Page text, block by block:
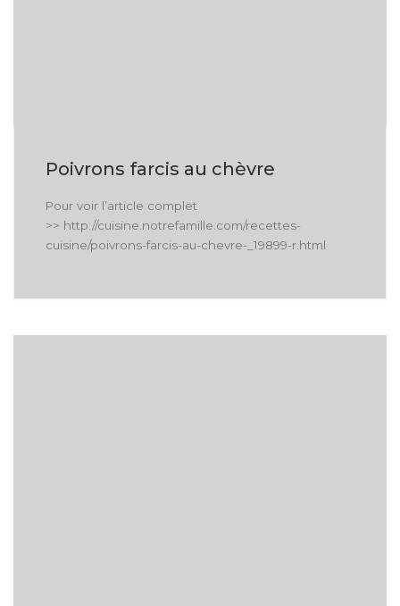
Poivrons farcis au chèvre
Pour voir l’article complet
>> http://cuisine.notrefamille.com/recettes-
cuisine/poivrons-farcis-au-chevre-_19899-r.html